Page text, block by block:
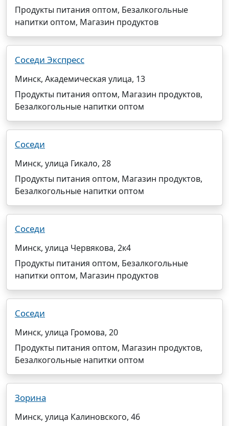
Продукты питания оптом, Безалкогольные
напитки оптом, Магазин продуктов
Соседи Экспресс
Минск, Академическая улица, 13
Продукты питания оптом, Магазин продуктов,
Безалкогольные напитки оптом
Соседи
Минск, улица Гикало, 28
Продукты питания оптом, Магазин продуктов,
Безалкогольные напитки оптом
Соседи
Минск, улица Червякова, 2к4
Продукты питания оптом, Безалкогольные
напитки оптом, Магазин продуктов
Соседи
Минск, улица Громова, 20
Продукты питания оптом, Магазин продуктов,
Безалкогольные напитки оптом
Зорина
Минск, улица Калиновского, 46